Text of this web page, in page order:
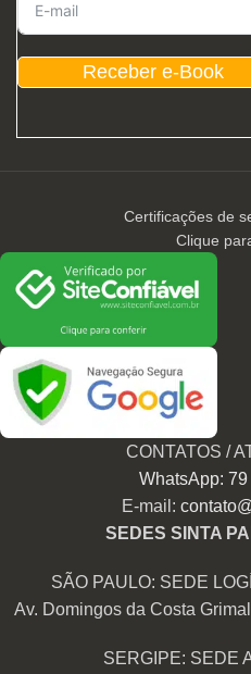
Receber e-Book
Certificações de
Clique
CONTATOS /
WhatsApp:
E-mail:
SEDES SINTA
SÃO PAULO: SEDE
Av. Domingos da Costa
SERGIPE: SEDE